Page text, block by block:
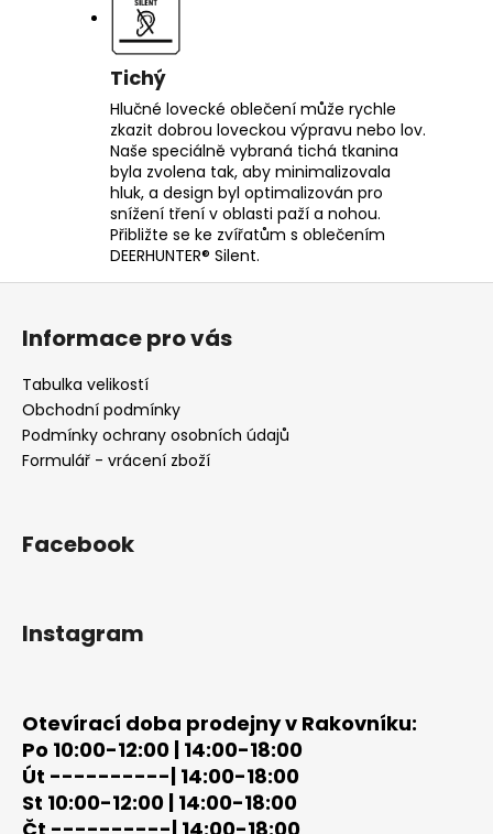
Tichý
Hlučné lovecké oblečení může rychle
zkazit dobrou loveckou výpravu nebo lov.
Naše speciálně vybraná tichá tkanina
byla zvolena tak, aby minimalizovala
hluk, a design byl optimalizován pro
snížení tření v oblasti paží a nohou.
Přibližte se ke zvířatům s oblečením
DEERHUNTER® Silent.
Z
Informace pro vás
Tabulka velikostí
Obchodní podmínky
Podmínky ochrany osobních údajů
Formulář - vrácení zboží
Facebook
Instagram
Otevírací doba prodejny v Rakovníku:
Po 10:00-12:00 | 14:00-18:00
Út ----------| 14:00-18:00
St 10:00-12:00 | 14:00-18:00